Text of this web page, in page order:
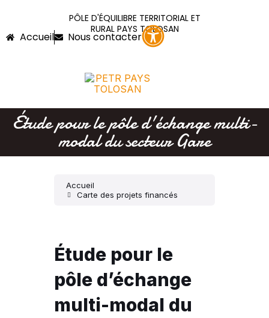
PÔLE D'ÉQUILIBRE TERRITORIAL ET
RURAL PAYS TOLOSAN
Accueil Nous contacter
Étude pour le pôle d'échange multi-
modal du secteur Gare
Accueil
Carte des projets financés
Étude pour le
pôle d’échange
multi-modal du